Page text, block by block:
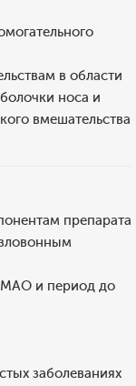
в области
носа и
вмешательства
препарата
и период до
заболеваниях